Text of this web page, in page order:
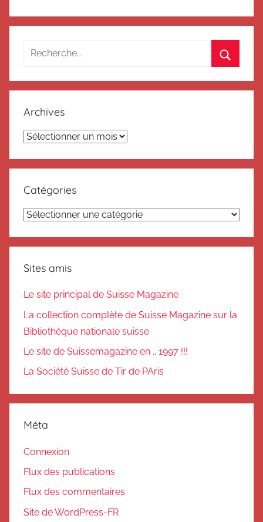
Recherche
:
Archives
Archives
Catégories
Catégories
Sites amis
Le site principal de Suisse Magazine
La collection complète de Suisse Magazine sur la
Bibliothèque nationale suisse
Le site de Suissemagazine en .. 1997 !!!
La Société Suisse de Tir de PAris
Méta
Connexion
Flux des publications
Flux des commentaires
Site de WordPress-FR